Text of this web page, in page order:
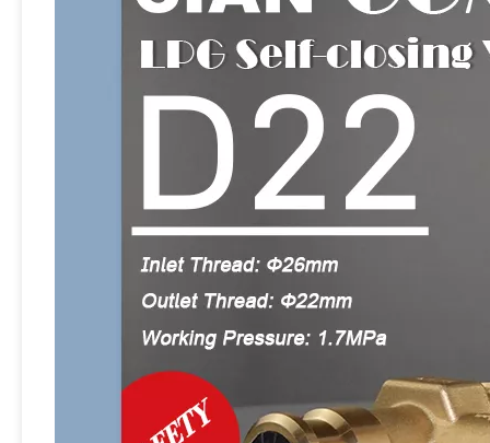
LPG PV02-D22 D22 Self-closing Valve Sertifikasi PI Katup Silinder Gas LPG Murah